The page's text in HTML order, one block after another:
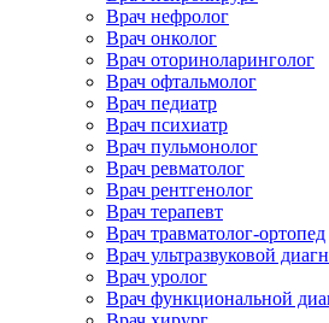
Врач нефролог
Врач онколог
Врач оториноларинголог
Врач офтальмолог
Врач педиатр
Врач психиатр
Врач пульмонолог
Врач ревматолог
Врач рентгенолог
Врач терапевт
Врач травматолог-ортопед
Врач ультразвуковой
Врач уролог
Врач функциональной